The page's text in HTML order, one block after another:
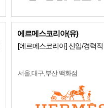
에르메스코리아(유)
[에르메스코리아] 신입/경력
서울,대구,부산 백화점